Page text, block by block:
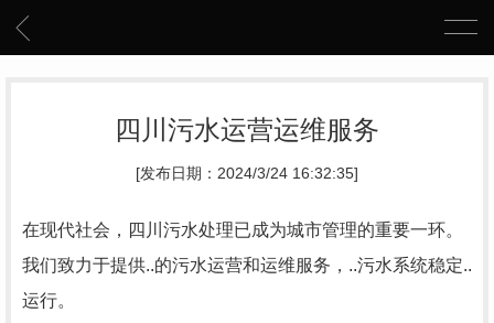
四川污水运营运维服务
[发布日期：2024/3/24 16:32:35]
在现代社会，四川污水处理已成为城市管理的重要一环。
我们致力于提供..的污水运营和运维服务，..污水系统稳定..
运行。